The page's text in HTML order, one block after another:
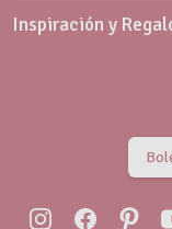
Inspiración y